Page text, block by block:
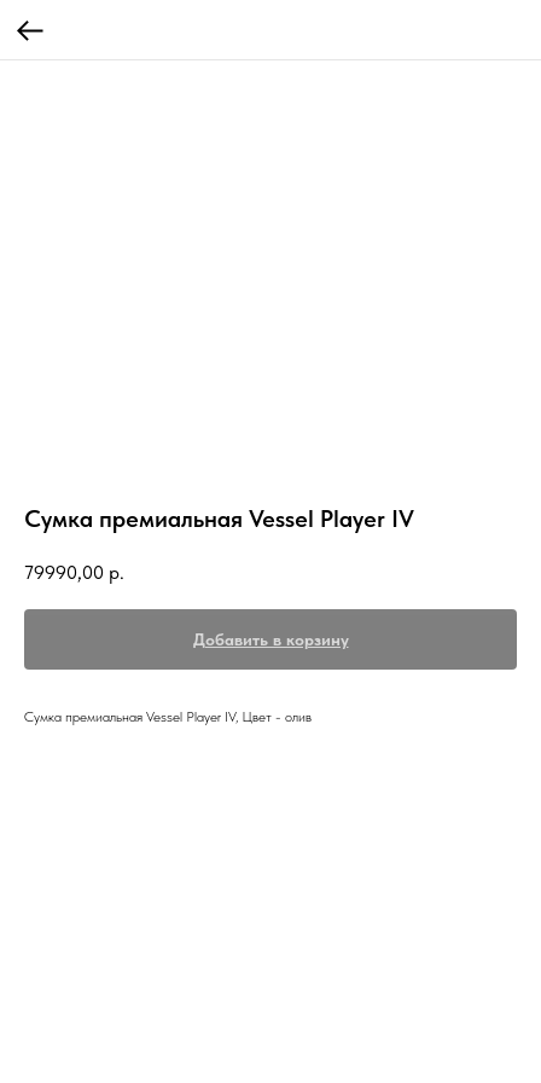
Сумка премиальная Vessel Player IV
79990,00 р.
Добавить в корзину
Сумка премиальная Vessel Player IV, Цвет - олив